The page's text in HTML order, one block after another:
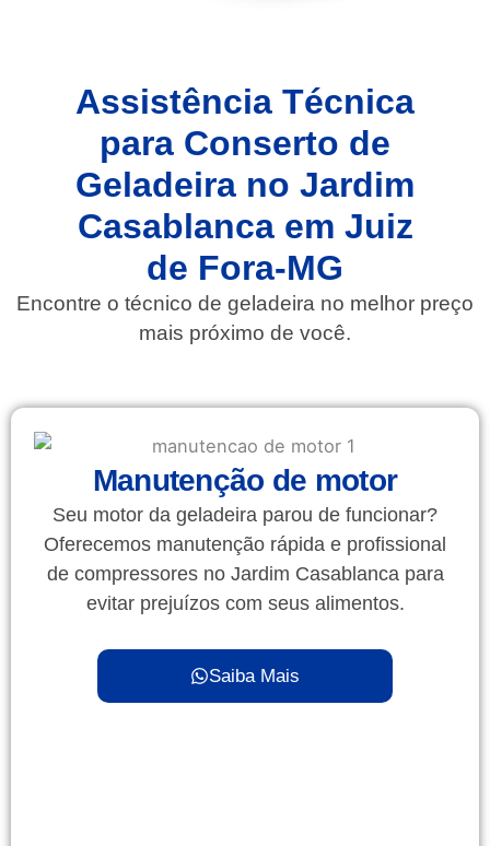
Assistência Técnica
para Conserto de
Geladeira no Jardim
Casablanca em Juiz
de Fora-MG
Encontre o técnico de geladeira no melhor preço
mais próximo de você.
Manutenção de motor
Seu motor da geladeira parou de funcionar?
Oferecemos manutenção rápida e profissional
de compressores no Jardim Casablanca para
evitar prejuízos com seus alimentos.
Saiba Mais